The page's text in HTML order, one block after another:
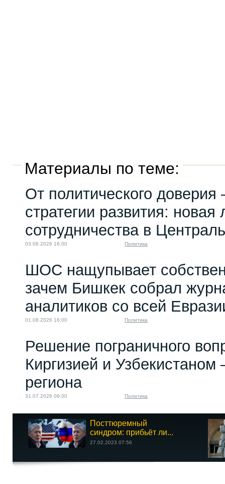
Материалы по теме:
От политического
стратегии развития: новая
сотрудничества в
03.08.2026 16:00 Политика
ШОС нащупывает
зачем Бишкек собрал
аналитиков со всей
01.08.2026 16:00 Политика
Решение пограничного
Киргизией и Узбекистаном
региона
31.07.2026 06:00 Политика
Посттюремный
синдром: прибьёт ли...
27.02.2023 07:56